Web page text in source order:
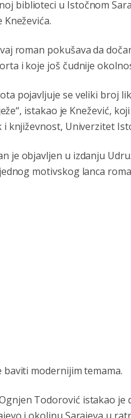
biblioteci u Istočnom
Kneževića.
roman pokušava da
i koje još čudnije
pojavljuje se veliki broj
istakao je Knežević,
i književnost, Univerzitet
je objavljen u izdanju
motivskog lanca
baviti modernijim temama.
Todorović istakao